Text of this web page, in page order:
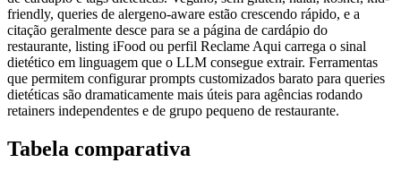
friendly, queries de alergeno-aware estão crescendo rápido, e a
citação geralmente desce para se a página de cardápio do
restaurante, listing iFood ou perfil Reclame Aqui carrega o sinal
dietético em linguagem que o LLM consegue extrair. Ferramentas
que permitem configurar prompts customizados barato para queries
dietéticas são dramaticamente mais úteis para agências rodando
retainers independentes e de grupo pequeno de restaurante.
Tabela comparativa